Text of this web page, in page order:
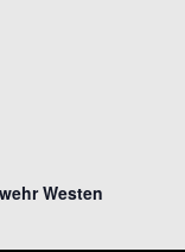
Westen